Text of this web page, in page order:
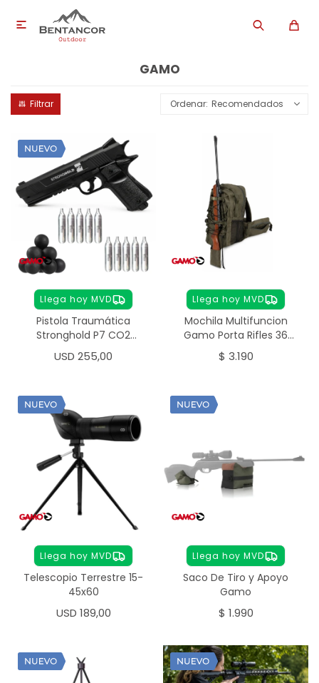

GAMO
Recomendados
Llega hoy MVD
Pistola Traumática
Stronghold P7 CO2
Calibre .50
USD 255,00
Llega hoy MVD
Mochila Multifuncion
Gamo Porta Rifles 36
Litros
$ 3.190
Llega hoy MVD
Telescopio Terrestre 15-
45x60
USD 189,00
Llega hoy MVD
Saco De Tiro y Apoyo
Gamo
$ 1.990